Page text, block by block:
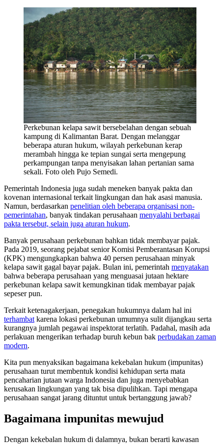
Perkebunan kelapa sawit bersebelahan dengan sebuah
kampung di Kalimantan Barat. Dengan melanggar
beberapa aturan hukum, wilayah perkebunan kerap
merambah hingga ke tepian sungai serta mengepung
perkampungan tanpa menyisakan lahan pertanian sama
sekali. Foto oleh Pujo Semedi.
Pemerintah Indonesia juga sudah meneken banyak pakta dan
kovenan internasional terkait lingkungan dan hak asasi manusia.
Namun, berdasarkan penelitian oleh beberapa organisasi non-
pemerintahan, banyak tindakan perusahaan menyalahi berbagai
pakta tersebut, selain juga aturan hukum.
Banyak perusahaan perkebunan bahkan tidak membayar pajak.
Pada 2019, seorang pejabat senior Komisi Pemberantasan Korupsi
(KPK) mengungkapkan bahwa 40 persen perusahaan minyak
kelapa sawit gagal bayar pajak. Bulan ini, pemerintah menyatakan
bahwa beberapa perusahaan yang menguasai jutaan hektare
perkebunan kelapa sawit kemungkinan tidak membayar pajak
sepeser pun.
Terkait ketenagakerjaan, penegakan hukumnya dalam hal ini
terhambat karena lokasi perkebunan umumnya sulit dijangkau serta
kurangnya jumlah pegawai inspektorat terlatih. Padahal, masih ada
perlakuan mengerikan terhadap buruh kebun bak perbudakan zaman
modern.
Kita pun menyaksikan bagaimana kekebalan hukum (impunitas)
perusahaan turut membentuk kondisi kehidupan serta mata
pencaharian jutaan warga Indonesia dan juga menyebabkan
kerusakan lingkungan yang tak bisa dipulihkan. Tapi mengapa
perusahaan sangat jarang dituntut untuk bertanggung jawab?
Bagaimana impunitas mewujud
Dengan kekebalan hukum di dalamnya, bukan berarti kawasan